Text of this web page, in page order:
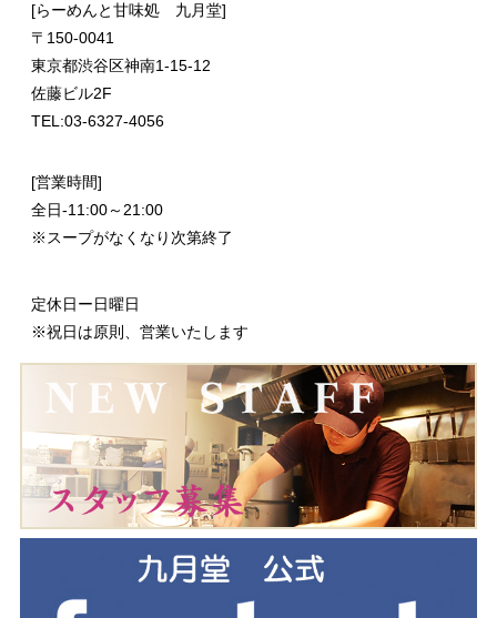
[らーめんと甘味処 九月堂]
〒 150-0041
東京都渋谷区神南1-15-12
佐藤ビル2F
TEL:03-6327-4056
[営業時間]
全日-11:00～21:00
※スープがなくなり次第終了
定休日ー日曜日
※祝日は原則、営業いたします